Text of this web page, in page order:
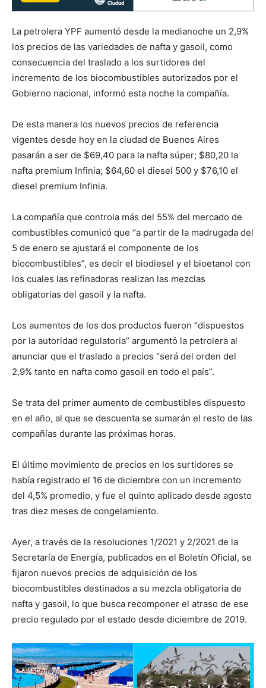
La petrolera YPF aumentó desde la medianoche un 2,9%
los precios de las variedades de nafta y gasoil, como
consecuencia del traslado a los surtidores del
incremento de los biocombustibles autorizados por el
Gobierno nacional, informó esta noche la compañía.
De esta manera los nuevos precios de referencia
vigentes desde hoy en la ciudad de Buenos Aires
pasarán a ser de $69,40 para la nafta súper; $80,20 la
nafta premium Infinia; $64,60 el diesel 500 y $76,10 el
diesel premium Infinia.
La compañía que controla más del 55% del mercado de
combustibles comunicó que “a partir de la madrugada del
5 de enero se ajustará el componente de los
biocombustibles”, es decir el biodiesel y el bioetanol con
los cuales las refinadoras realizan las mezclas
obligatorias del gasoil y la nafta.
Los aumentos de los dos productos fueron “dispuestos
por la autoridad regulatoria” argumentó la petrolera al
anunciar que el traslado a precios “será del orden del
2,9% tanto en nafta como gasoil en todo el país”.
Se trata del primer aumento de combustibles dispuesto
en el año, al que se descuenta se sumarán el resto de las
compañías durante las próximas horas.
El último movimiento de precios en los surtidores se
había registrado el 16 de diciembre con un incremento
del 4,5% promedio, y fue el quinto aplicado desde agosto
tras diez meses de congelamiento.
Ayer, a través de la resoluciones 1/2021 y 2/2021 de la
Secretaría de Energía, publicados en el Boletín Oficial, se
fijaron nuevos precios de adquisición de los
biocombustibles destinados a su mezcla obligatoria de
nafta y gasoil, lo que busca recomponer el atraso de ese
precio regulado por el estado desde diciembre de 2019.